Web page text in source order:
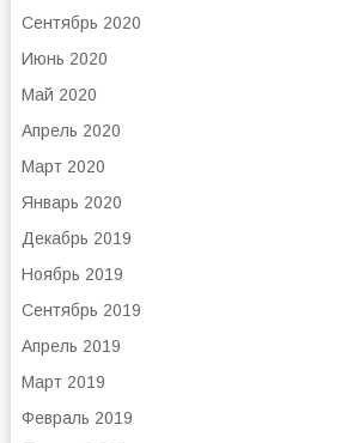
Сентябрь 2020
Июнь 2020
Май 2020
Апрель 2020
Март 2020
Январь 2020
Декабрь 2019
Ноябрь 2019
Сентябрь 2019
Апрель 2019
Март 2019
Февраль 2019